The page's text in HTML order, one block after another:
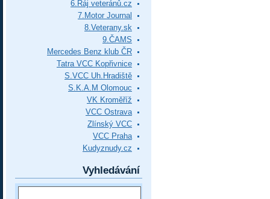
6.Ráj veteránů.cz
7.Motor Journal
8.Veterany.sk
9.ČAMS
Mercedes Benz klub ČR
Tatra VCC Kopřivnice
S.VCC Uh.Hradiště
S.K.A.M Olomouc
VK Kroměříž
VCC Ostrava
Zlínský VCC
VCC Praha
Kudyznudy.cz
Vyhledávání